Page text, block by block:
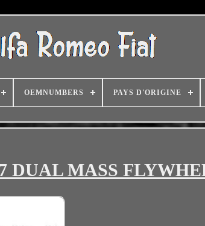
OEMNUMBERS PAYS D'ORIGINE
DUAL MASS